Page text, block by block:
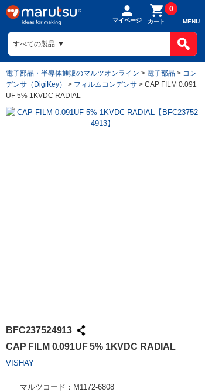
マイページ カート
0
MENU
電子部品・半導体通販のマルツオンライン > 電子部品 > コン
デンサ（DigiKey）
> フィルムコンデンサ > CAP FILM 0.091
UF 5% 1KVDC RADIAL
BFC237524913
CAP FILM 0.091UF 5% 1KVDC RADIAL
VISHAY
マルツコード： M1172-6808